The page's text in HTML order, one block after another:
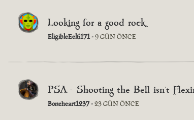
Looking for a good rock.
EligibleEel6171 -9 GÜN ÖNCE
PSA - Shooting the Bell isn’t
Boneheart1237 -23 GÜN ÖNCE